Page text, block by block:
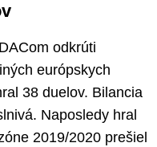
odkrúti
európskych
38 duelov. Bilancia
Naposledy hral
2019/2020 prešiel